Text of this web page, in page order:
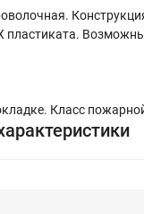
Класс